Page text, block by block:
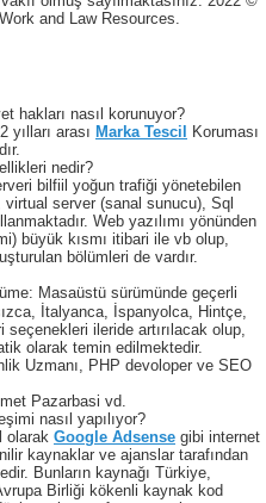
and Law Resources.
hakları nasıl korunuyor?
yılları arası Marka Tescil
Koruması
nedir?
bilfiil yoğun trafiği yönetebilen
server (sanal sunucu), Sql
Web yazılımı yönünden
büyük kısmı itibari ile vb olup,
bölümleri de vardır.
Masaüstü sürümünde geçerli
İtalyanca, İspanyolca, Hintçe,
ileride artırılacak olup,
olarak temin edilmektedir.
Uzmanı, PHP devoloper ve SEO
Pazarbasi vd.
nasıl yapılıyor?
olarak Google Adsense gibi internet
kaynaklar ve ajanslar tarafından
Bunların kaynağı Türkiye,
Birliği kökenli kaynak kod